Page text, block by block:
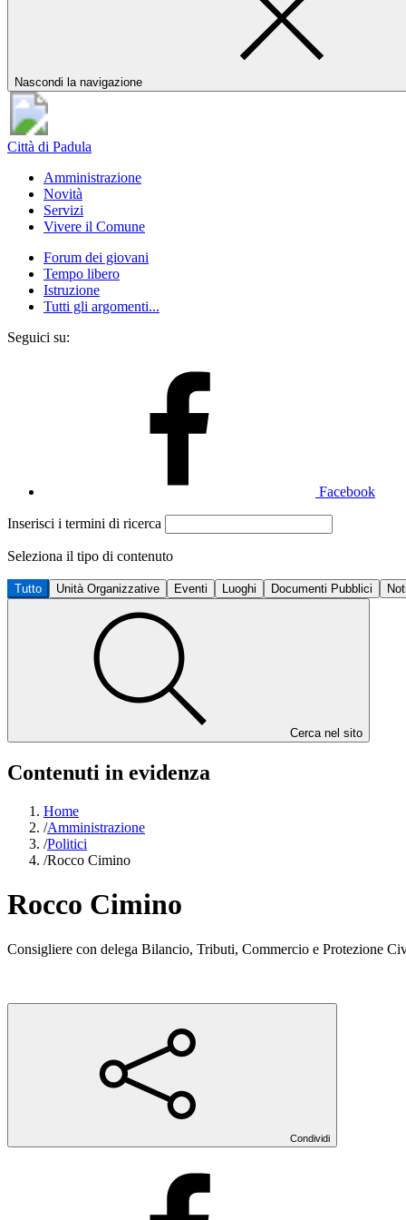
Nascondi la navigazione
Città di Padula
Amministrazione
Novità
Servizi
Vivere il Comune
Forum dei giovani
Tempo libero
Istruzione
Tutti gli argomenti...
Seguici su:
Facebook
Inserisci i termini di ricerca
Seleziona il tipo di contenuto
Tutto Unità Organizzative Eventi Luoghi Documenti Pubblici
Cerca nel sito
Contenuti in evidenza
Home
/Amministrazione
/Politici
/Rocco Cimino
Rocco Cimino
Consigliere con delega Bilancio, Tributi, Commercio e Protezione
Condividi